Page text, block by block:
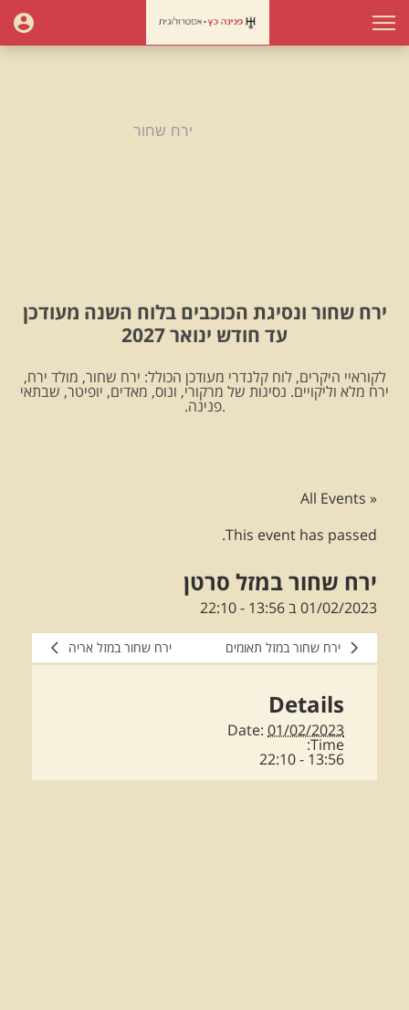
ירח שחור
ירח שחור ונסיגת הכוכבים בלוח השנה מעודכן
עד חודש ינואר 2027
לקוראיי היקרים, לוח קלנדרי מעודכן הכולל: ירח שחור, מולד ירח,
ירח מלא וליקויים. נסיגות של מרקורי, ונוס, מאדים, יופיטר, שבתאי
.פנינה.
« All Events
This event has passed.
ירח שחור במזל סרטן
01/02/2023 ב 13:56 -
22:10
ירח שחור במזל תאומים ירח שחור במזל אריה
Details
Date: 01/02/2023
Time:
13:56 - 22:10